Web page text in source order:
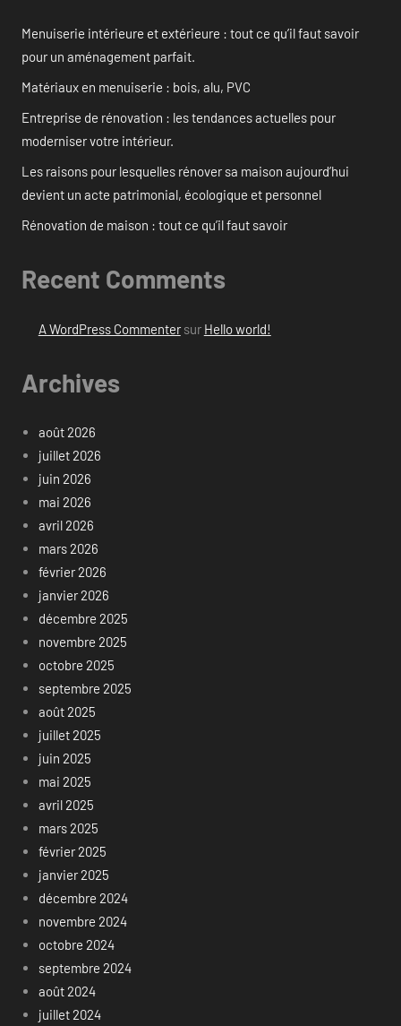
Menuiserie intérieure et extérieure : tout ce qu’il faut savoir
pour un aménagement parfait.
Matériaux en menuiserie : bois, alu, PVC
Entreprise de rénovation : les tendances actuelles pour
moderniser votre intérieur.
Les raisons pour lesquelles rénover sa maison aujourd’hui
devient un acte patrimonial, écologique et personnel
Rénovation de maison : tout ce qu’il faut savoir
Recent Comments
A WordPress Commentersur Hello world!
Archives
août 2026
juillet 2026
juin 2026
mai 2026
avril 2026
mars 2026
février 2026
janvier 2026
décembre 2025
novembre 2025
octobre 2025
septembre 2025
août 2025
juillet 2025
juin 2025
mai 2025
avril 2025
mars 2025
février 2025
janvier 2025
décembre 2024
novembre 2024
octobre 2024
septembre 2024
août 2024
juillet 2024